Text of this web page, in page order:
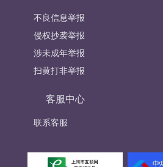
不良信息举报
侵权抄袭举报
涉未成年举报
扫黄打非举报
客服中心
联系客服